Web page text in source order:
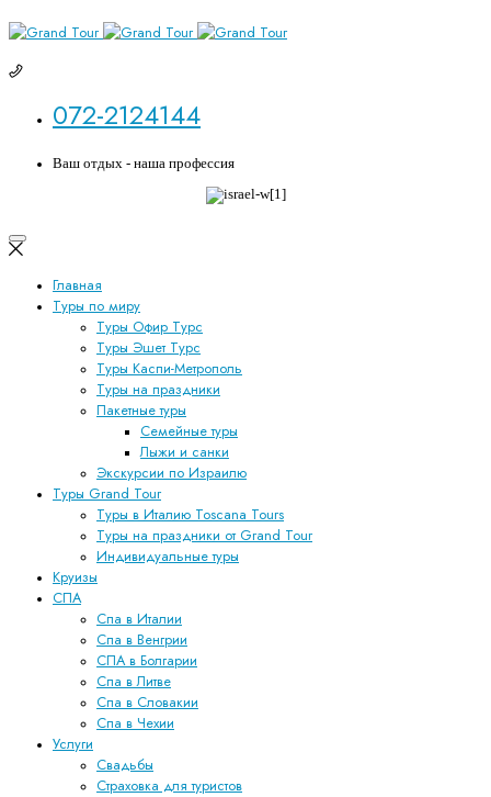
072-2124144
Ваш отдых - наша профессия
Главная
Туры по миру
Туры Офир Турс
Туры Эшет Турс
Туры Каспи-Метрополь
Туры на праздники
Пакетные туры
Семейные туры
Лыжи и санки
Экскурсии по Израилю
Туры Grand Tour
Туры в Италию Toscana Tours
Туры на праздники от Grand Tour
Индивидуальные туры
Круизы
СПА
Спа в Италии
Спа в Венгрии
СПА в Болгарии
Спа в Литве
Спа в Словакии
Спа в Чехии
Услуги
Свадьбы
Страховка для туристов